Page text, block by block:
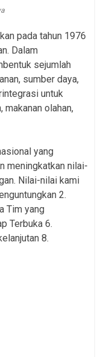
pada tahun 1976
Dalam
sejumlah
sumber daya,
untuk
makanan olahan,
yang
meningkatkan nilai-
Nilai-nilai kami
2.
Tim yang
Terbuka 6.
8.